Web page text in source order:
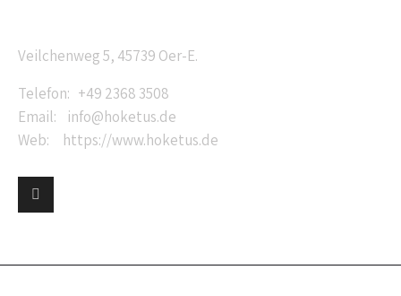
Veilchenweg 5, 45739 Oer-E.
Telefon: +49 2368 3508
Email: info@hoketus.de
Web: https://www.hoketus.de